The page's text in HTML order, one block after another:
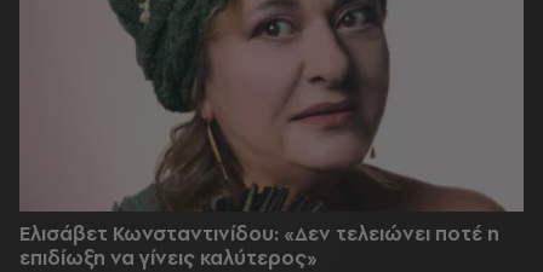
Ελισάβετ Κωνσταντινίδου: «Δεν τελειώνει ποτέ η
επιδίωξη να γίνεις καλύτερος»